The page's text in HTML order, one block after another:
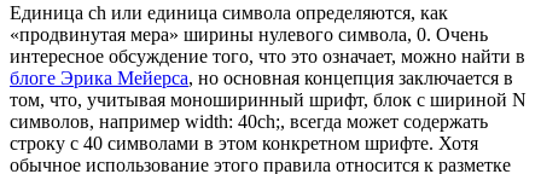
Единица ch или единица символа определяются, как
«продвинутая мера» ширины нулевого символа, 0. Очень
интересное обсуждение того, что это означает, можно найти в
блоге Эрика Мейерса, но основная концепция заключается в
том, что, учитывая моноширинный шрифт, блок с шириной N
символов, например width: 40ch;, всегда может содержать
строку с 40 символами в этом конкретном шрифте. Хотя
обычное использование этого правила относится к разметке